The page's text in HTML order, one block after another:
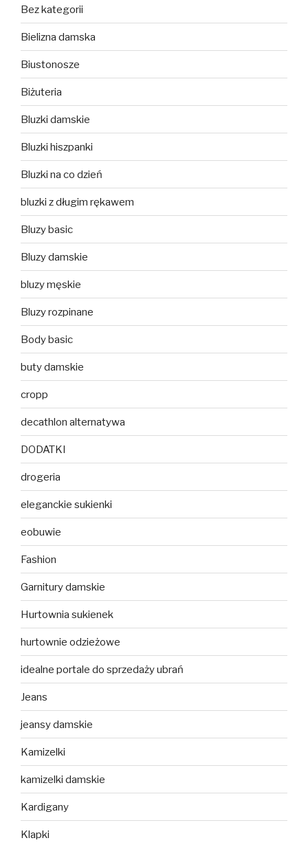
Bez kategorii
Bielizna damska
Biustonosze
Biżuteria
Bluzki damskie
Bluzki hiszpanki
Bluzki na co dzień
bluzki z długim rękawem
Bluzy basic
Bluzy damskie
bluzy męskie
Bluzy rozpinane
Body basic
buty damskie
cropp
decathlon alternatywa
DODATKI
drogeria
eleganckie sukienki
eobuwie
Fashion
Garnitury damskie
Hurtownia sukienek
hurtownie odzieżowe
idealne portale do sprzedaży ubrań
Jeans
jeansy damskie
Kamizelki
kamizelki damskie
Kardigany
Klapki